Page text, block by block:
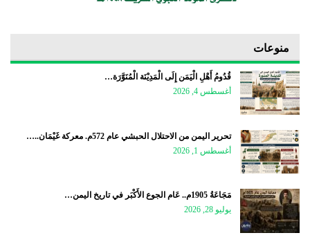
منوعات
قُدُومُ أَهْلِ الْيَمَن إِلَى الْمَدِيْنَة الْمُنَوَّرَة…
أغسطس 4, 2026
تحرير اليمن من الاحتلال الحبشي عام 572م. معركة غَيْمَان..…
أغسطس 1, 2026
مَجَاعَةُ 1905م.. عَام الجوع الأَكْبَر في تاريخ اليمن…
يوليو 28, 2026